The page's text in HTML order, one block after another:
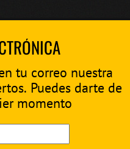
tu correo nuestra
Puedes darte de
momento